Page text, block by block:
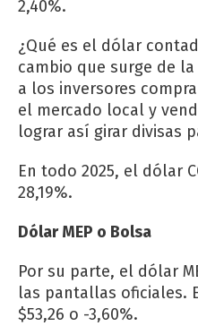
2,40%.
¿Qué es el dólar
cambio que surge de
a los inversores
el mercado local y
lograr así girar divisas
En todo 2025, el dólar
28,19%.
Dólar MEP o Bolsa
Por su parte, el dólar
las pantallas oficiales.
$53,26 o -3,60%.